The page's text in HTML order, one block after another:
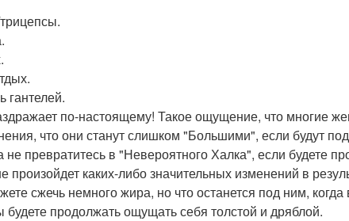
гантелей.
по-настоящему! Такое ощущение, что многие
что они станут слишком "Большими", если будут
не превратитесь в "Невероятного Халка", если будете
произойдет каких-либо значительных изменений в
сжечь немного жира, но что останется под ним,
продолжать ощущать себя толстой и дряблой.